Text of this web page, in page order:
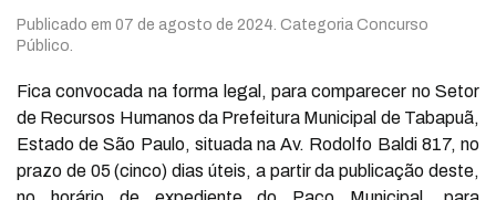
Publicado em 07 de agosto de 2024 . Categoria Concurso
Público.
Fica convocada na forma legal, para comparecer no Setor
de Recursos Humanos da Prefeitura Municipal de Tabapuã,
Estado de São Paulo, situada na Av. Rodolfo Baldi 817, no
prazo de 05 (cinco) dias úteis, a partir da publicação deste,